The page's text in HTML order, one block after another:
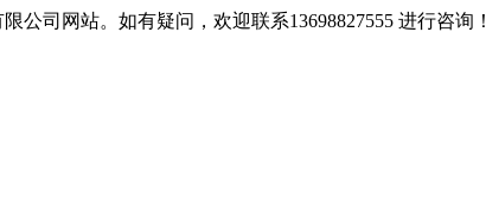
公司网站。如有疑问，欢迎联系13698827555 进行咨询！